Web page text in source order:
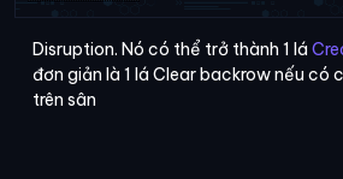
Disruption. Nó có thể trở thành 1 lá
đơn giản là 1 lá Clear backrow nếu có
trên sân